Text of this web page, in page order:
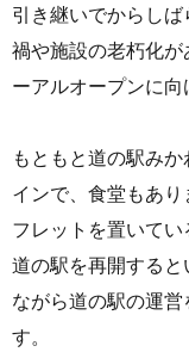
引き継いでからし
禍や施設の老朽化
ーアルオープンに向
もともと道の駅み
インで、食堂もあ
フレットを置いてい
道の駅を再開する
ながら道の駅の運
す。